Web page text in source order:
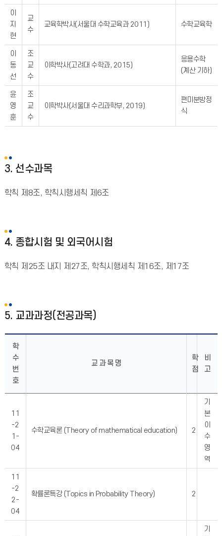
이
지
현
교
수
교육학박사(서울대 수학교육과 2011) 수학교육학
이
동
선
조
교
수
이학박사(고려대 수학과, 2015)
응용수학
(계산 기하)
윤
영
훈
조
교
수
이학박사(서울대 수리과학부, 2019)
편미분방정
식
3. 선수과목
학칙 제8조, 학칙시행세칙 제6조
4. 종합시험 및 외국어시험
학칙 제25조 내지 제27조, 학칙시행세칙 제16조, 제17조
5. 교과과정(전공과목)
학
수
번
호
교 과 목 명
학
점
비
고
11
-2
1-
04
수학교육론 (Theory of mathematical education) 2
기
본
이
수
영
역
11
-2
2-
04
확률론특강 (Topics in Probability Theory) 2
기